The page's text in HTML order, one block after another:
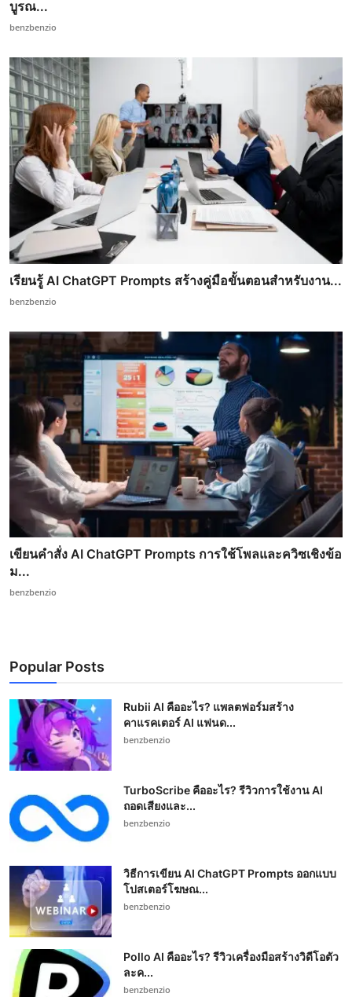
บูรณ...
benzbenzio
เรียนรู้ AI ChatGPT Prompts สร้างคู่มือขั้นตอนสำหรับงาน...
benzbenzio
เขียนคำสั่ง AI ChatGPT Prompts การใช้โพลและควิซเชิงข้อ
ม...
benzbenzio
Popular Posts
Rubii AI คืออะไร? แพลตฟอร์มสร้าง
คาแรคเตอร์ AI แฟนด...
benzbenzio
TurboScribe คืออะไร? รีวิวการใช้งาน AI
ถอดเสียงและ...
benzbenzio
วิธีการเขียน AI ChatGPT Prompts ออกแบบ
โปสเตอร์โฆษณ...
benzbenzio
Pollo AI คืออะไร? รีวิวเครื่องมือสร้างวิดีโอตัว
ละค...
benzbenzio